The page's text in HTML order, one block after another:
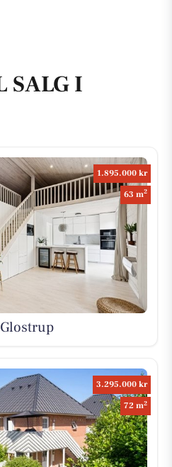
SALG I
1.895.000 kr
63 m2
3.295.000 kr
72 m2